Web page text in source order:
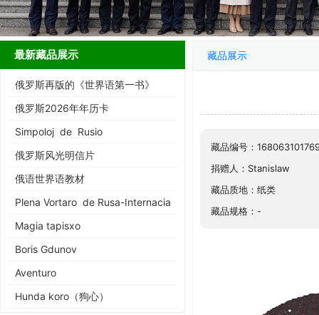
最新藏品展示
俄罗斯再版的《世界语第一书》
俄罗斯2026年年历卡
Simpoloj de Rusio
俄罗斯风光明信片
俄语世界语教材
Plena Vortaro de Rusa-Internacia
Magia tapisxo
Boris Gdunov
Aventuro
Hunda koro（狗心）
藏品展示
藏品编号：
捐赠人：Stanislaw
藏品质地：纸类
藏品规格：-